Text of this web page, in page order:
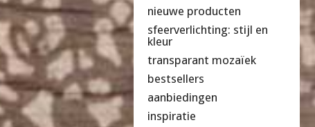
nieuwe producten
sfeerverlichting: stijl en
kleur
transparant mozaïek
bestsellers
aanbiedingen
inspiratie